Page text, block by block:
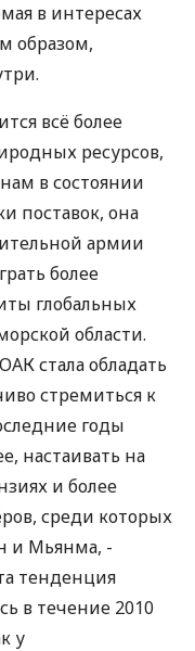
в интересах
образом,
всё более
ресурсов,
в состоянии
поставок, она
армии
более
глобальных
области.
стала обладать
стремиться к
годы
настаивать на
и более
среди которых
и Мьянма, -
тенденция
в течение 2010
у